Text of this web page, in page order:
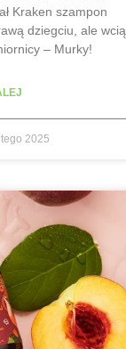
Kraken szampon
dziegciu, ale
– Murky!
2025